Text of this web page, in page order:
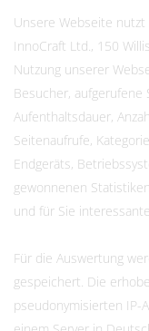
Unsere Webseite
InnoCraft Ltd., 150
Nutzung unserer
Besucher, aufgerufene
Aufenthaltsdauer,
Seitenaufrufe,
Endgeräts,
gewonnenen
und für Sie
Für die Auswertung
gespeichert. Die
pseudonymisierten IP-